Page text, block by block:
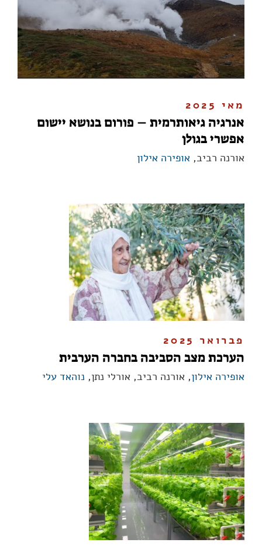
מאי 2025
אנרגיה גיאותרמית – פורום בנושא יישום
אפשרי בגולן
אורנה רביב, אופירה אילון
פברואר 2025
הערכת מצב הסביבה בחברה הערבית
אופירה אילון, אורנה רביב, אורלי נתן, נוהאד עלי